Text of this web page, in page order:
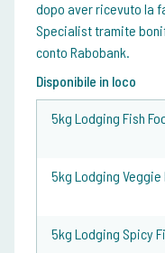
dopo aver ricevuto la
Specialist tramite
conto Rabobank.
Disponibile in loco
5kg Lodging Fish
5kg Lodging Veggie
5kg Lodging Spicy